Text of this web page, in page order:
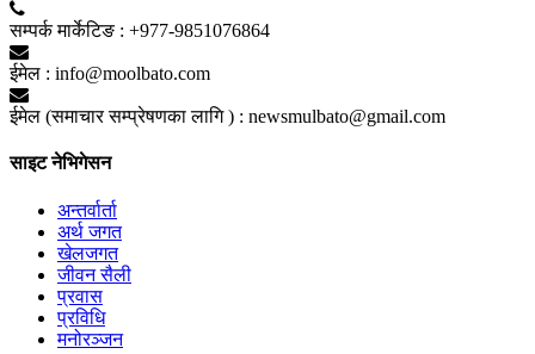
सम्पर्क मार्केटिङ : +977-9851076864
ईमेल : info@moolbato.com
ईमेल (समाचार सम्प्रेषणका लागि ) : newsmulbato@gmail.com
साइट नेभिगेसन
अन्तर्वार्ता
अर्थ जगत
खेलजगत
जीवन सैली
प्रवास
प्रविधि
मनोरञ्जन